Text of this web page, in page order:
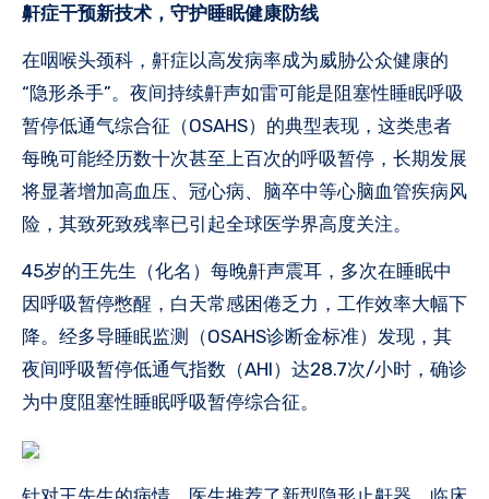
鼾症干预新技术，守护睡眠健康防线
在咽喉头颈科，鼾症以高发病率成为威胁公众健康的
“隐形杀手”。夜间持续鼾声如雷可能是阻塞性睡眠呼吸
暂停低通气综合征（OSAHS）的典型表现，这类患者
每晚可能经历数十次甚至上百次的呼吸暂停，长期发展
将显著增加高血压、冠心病、脑卒中等心脑血管疾病风
险，其致死致残率已引起全球医学界高度关注。
45岁的王先生（化名）每晚鼾声震耳，多次在睡眠中
因呼吸暂停憋醒，白天常感困倦乏力，工作效率大幅下
降。经多导睡眠监测（OSAHS诊断金标准）发现，其
夜间呼吸暂停低通气指数（AHI）达28.7次/小时，确诊
为中度阻塞性睡眠呼吸暂停综合征。